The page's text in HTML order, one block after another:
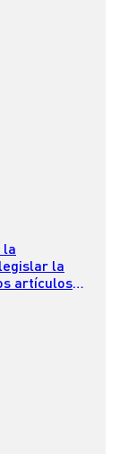
la
la
artículos